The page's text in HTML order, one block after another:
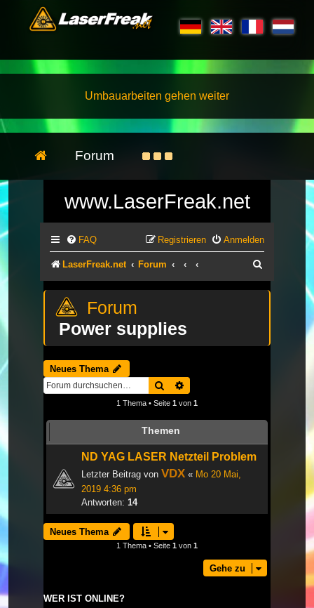
Umbauarbeiten gehen weiter
Forum
www.LaserFreak.net
FAQ Anmelden
Registrieren
LaserFreak.net Forum
Power supplies
Neues Thema
Suche
1 Thema • Seite 1 von 1
Themen
ND YAG LASER Netzteil Problem
Letzter Beitrag von VDX « Mo 20 Mai,
2019 4:36 pm
Antworten: 14
Neues Thema
1 Thema • Seite 1 von 1
Gehe zu
WER IST ONLINE?